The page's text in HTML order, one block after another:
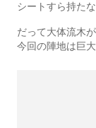
シートすら持た
だって大体流木
今回の陣地は巨